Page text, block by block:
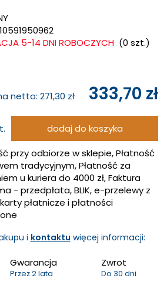
5-14 DNI ROBOCZYCH (0 szt.)
netto: 271,30 zł 333,70 zł
dodaj do koszyka
przy odbiorze w sklepie, Płatność
tradycyjnym, Płatność za
u kuriera do 4000 zł, Faktura
- przedpłata, BLIK, e-przelewy z
płatnicze i płatności
i kontaktu więcej informacji:
Gwarancja
Przez 2 lata
Zwrot
Do 30 dni